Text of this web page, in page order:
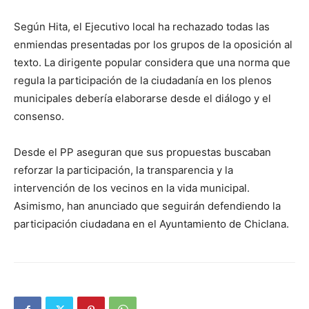
Según Hita, el Ejecutivo local ha rechazado todas las
enmiendas presentadas por los grupos de la oposición al
texto. La dirigente popular considera que una norma que
regula la participación de la ciudadanía en los plenos
municipales debería elaborarse desde el diálogo y el
consenso.
Desde el PP aseguran que sus propuestas buscaban
reforzar la participación, la transparencia y la
intervención de los vecinos en la vida municipal.
Asimismo, han anunciado que seguirán defendiendo la
participación ciudadana en el Ayuntamiento de Chiclana.